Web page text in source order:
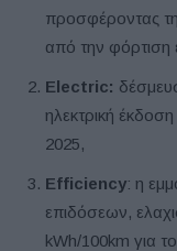
προσφέροντας
από την φόρτιση
Electric:
ηλεκτρική
2025,
Efficiency: η
επιδόσεων,
kWh/100km για